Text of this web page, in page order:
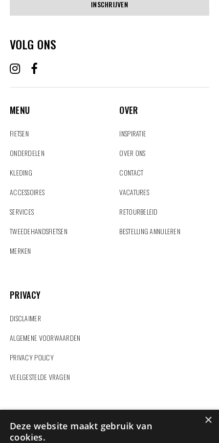
INSCHRIJVEN
VOLG ONS
MENU
FIETSEN
ONDERDELEN
KLEDING
ACCESSOIRES
SERVICES
TWEEDEHANDSFIETSEN
MERKEN
OVER
INSPIRATIE
OVER ONS
CONTACT
VACATURES
RETOURBELEID
BESTELLING ANNULEREN
PRIVACY
DISCLAIMER
ALGEMENE VOORWAARDEN
PRIVACY POLICY
VEELGESTELDE VRAGEN
ZOEKEN ×
Deze website maakt gebruik van
cookies.